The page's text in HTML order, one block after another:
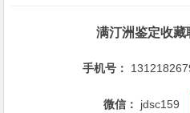
满汀洲鉴定收藏
手机号：
微信： jdsc159